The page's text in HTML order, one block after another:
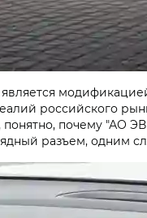
российского
почему "АО
разъем, одним